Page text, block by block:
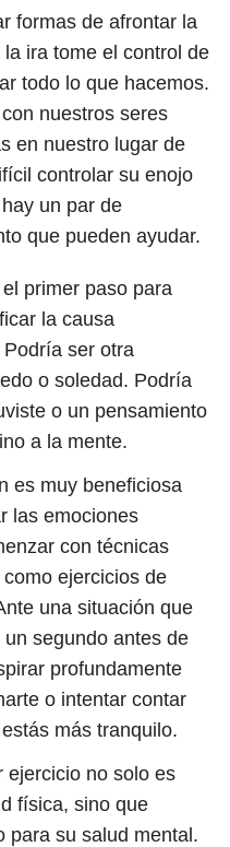
formas de afrontar la
ira tome el control de
todo lo que hacemos.
nuestros seres
en nuestro lugar de
controlar su enojo
un par de
que pueden ayudar.
el primer paso para
la causa
ser otra
o soledad. Podría
o un pensamiento
a la mente.
es muy beneficiosa
las emociones
con técnicas
ejercicios de
una situación que
segundo antes de
profundamente
o intentar contar
más tranquilo.
ejercicio no solo es
física, sino que
para su salud mental.